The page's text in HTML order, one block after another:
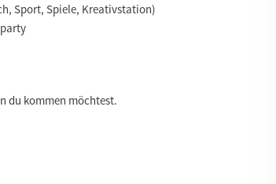
Sport, Spiele, Kreativstation)
du kommen möchtest.